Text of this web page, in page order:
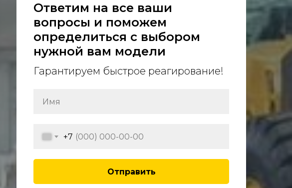
Ответим на все ваши
вопросы и поможем
определиться с выбором
нужной вам модели
Гарантируем быстрое реагирование!
+7
Отправить